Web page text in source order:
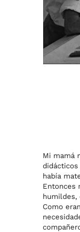
Mi mamá
había
Entonces
humildes,
Como